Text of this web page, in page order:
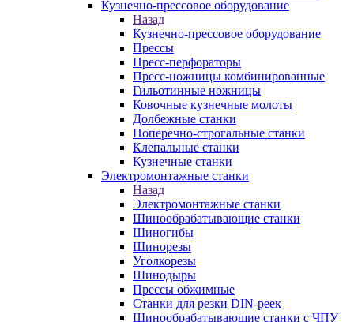
Кузнечно-прессовое оборудование
Назад
Кузнечно-прессовое оборудование
Прессы
Пресс-перфораторы
Пресс-ножницы комбинированные
Гильотинные ножницы
Ковочные кузнечные молоты
Долбежные станки
Поперечно-строгальные станки
Клепальные станки
Кузнечные станки
Электромонтажные станки
Назад
Электромонтажные станки
Шинообрабатывающие станки
Шиногибы
Шинорезы
Уголкорезы
Шинодыры
Прессы обжимные
Станки для резки DIN-реек
Шинообрабатывающие станки с ЧПУ